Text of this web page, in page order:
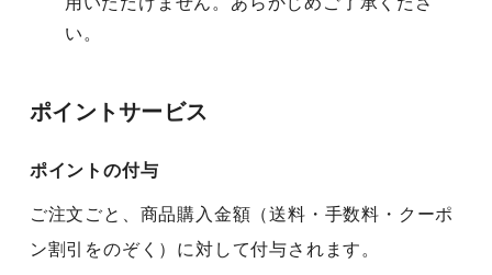
い。
ポイントサービス
ポイントの付与
ご注文ごと、商品購入金額（送料・手数料・クーポ
ン割引をのぞく）に対して付与されます。